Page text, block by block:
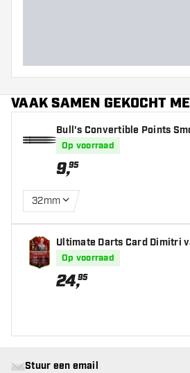
VAAK SAMEN GEKOCHT
Bull's Convertible Points
ck
Op voorraad
9,95
32mm
Ultimate Darts Card Dimitri
ergh UK Open 2024 winner
Op voorraad
24,95
Stuur een email